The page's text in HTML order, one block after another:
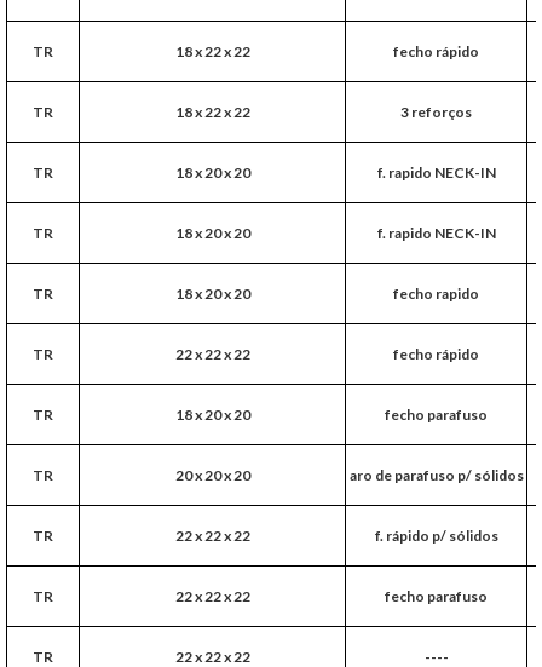
TR 18 x 22 x 22 fecho rápido
TR 18 x 22 x 22 3 reforços
TR 18 x 20 x 20 f. rapido NECK-IN
TR 18 x 20 x 20 f. rapido NECK-IN
TR 18 x 20 x 20 fecho rapido
TR 22 x 22 x 22 fecho rápido
TR 18 x 20 x 20 fecho parafuso
TR 20 x 20 x 20 aro de parafuso p/ sólidos
TR 22 x 22 x 22 f. rápido p/ sólidos
TR 22 x 22 x 22 fecho parafuso
TR 22 x 22 x 22 ----